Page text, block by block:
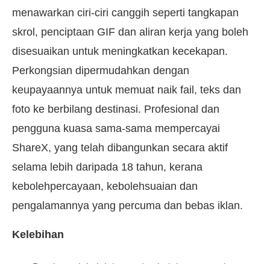
menawarkan ciri-ciri canggih seperti tangkapan
skrol, penciptaan GIF dan aliran kerja yang boleh
disesuaikan untuk meningkatkan kecekapan.
Perkongsian dipermudahkan dengan
keupayaannya untuk memuat naik fail, teks dan
foto ke berbilang destinasi. Profesional dan
pengguna kuasa sama-sama mempercayai
ShareX, yang telah dibangunkan secara aktif
selama lebih daripada 18 tahun, kerana
kebolehpercayaan, kebolehsuaian dan
pengalamannya yang percuma dan bebas iklan.
Kelebihan